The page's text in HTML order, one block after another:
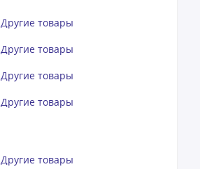
Другие товары
Другие товары
Другие товары
Другие товары
Другие товары